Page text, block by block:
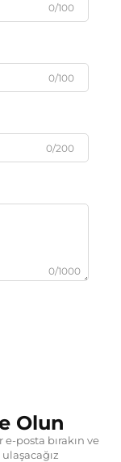
0/100
0/100
0/200
0/1000
Olun
posta bırakın ve